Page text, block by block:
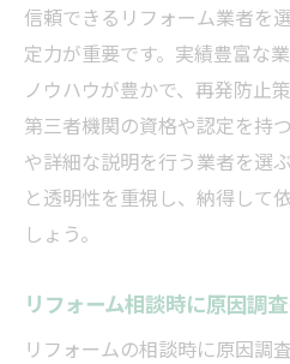
信頼できるリフォーム業者を
定力が重要です。実績豊富な
ノウハウが豊かで、再発防止
第三者機関の資格や認定を持
や詳細な説明を行う業者を選
と透明性を重視し、納得して
しょう。
リフォーム相談時に原因調
リフォームの相談時に原因調